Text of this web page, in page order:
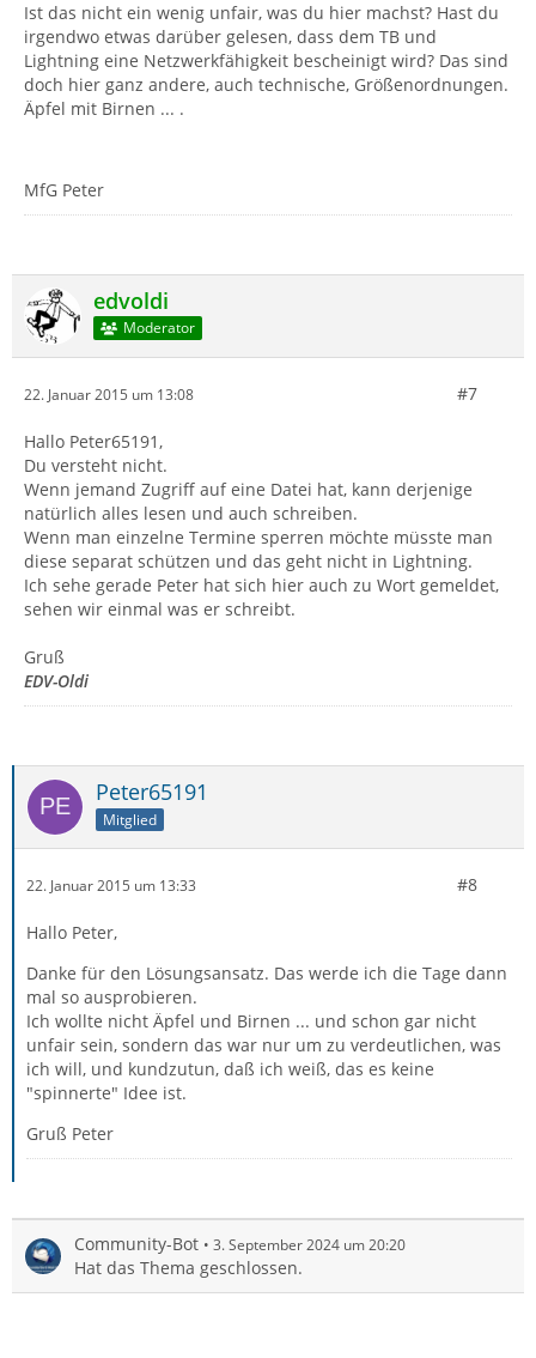
Ist das nicht ein wenig unfair, was du hier machst? Hast du
irgendwo etwas darüber gelesen, dass dem TB und
Lightning eine Netzwerkfähigkeit bescheinigt wird? Das sind
doch hier ganz andere, auch technische, Größenordnungen.
Äpfel mit Birnen ... .
MfG Peter
edvoldi
Moderator
22. Januar 2015 um 13:08 #7
Hallo Peter65191,
Du versteht nicht.
Wenn jemand Zugriff auf eine Datei hat, kann derjenige
natürlich alles lesen und auch schreiben.
Wenn man einzelne Termine sperren möchte müsste man
diese separat schützen und das geht nicht in Lightning.
Ich sehe gerade Peter hat sich hier auch zu Wort gemeldet,
sehen wir einmal was er schreibt.
Gruß
EDV-Oldi
Peter65191
Mitglied
22. Januar 2015 um 13:33 #8
Hallo Peter,
Danke für den Lösungsansatz. Das werde ich die Tage dann
mal so ausprobieren.
Ich wollte nicht Äpfel und Birnen ... und schon gar nicht
unfair sein, sondern das war nur um zu verdeutlichen, was
ich will, und kundzutun, daß ich weiß, das es keine
"spinnerte" Idee ist.
Gruß Peter
Community-Bot 3. September 2024 um 20:20
Hat das Thema geschlossen.